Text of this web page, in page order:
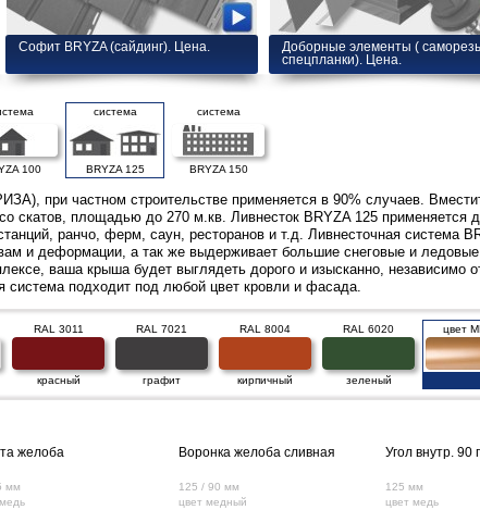
Софит BRYZA (сайдинг). Цена.
Доборные элементы (
спецпланки). Цена.
100
система
BRYZA 125
система
BRYZA 150
при частном строительстве применяется в 90% случаев.
скатов, площадью до 270 м.кв. Ливнесток BRYZA 125 применяется
ранчо, ферм, саун, ресторанов и т.д. Ливнесточная система
и деформации, а так же выдерживает большие снеговые и
ваша крыша будет выглядеть дорого и изысканно, независимо
система подходит под любой цвет кровли и фасада.
RAL 3011
красный
RAL 7021
графит
RAL 8004
кирпичный
RAL 6020
зеленый
цвет
желоба
мм
Воронка желоба сливная
125 / 90 мм
цвет медный
Угол внутр. 90
125 мм
цвет медь